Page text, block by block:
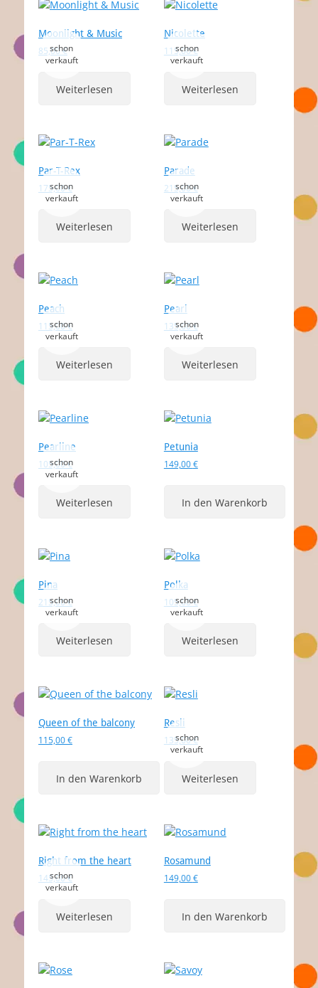
Moonlight & Music
85,00€
Weiterlesen
Nicolette
115,00€
Weiterlesen
Par-T-Rex
175,00€
Weiterlesen
Parade
215,00€
Weiterlesen
Peach
115,00€
Weiterlesen
Pearl
135,00€
Weiterlesen
Pearline
105,00€
Weiterlesen
Petunia
149,00€
In den Warenkorb
Pina
215,00€
Weiterlesen
Polka
105,00€
Weiterlesen
Queen of the balcony
115,00€
In den Warenkorb
Resli
135,00€
Weiterlesen
Right from the heart
145,00€
Weiterlesen
Rosamund
149,00€
In den Warenkorb